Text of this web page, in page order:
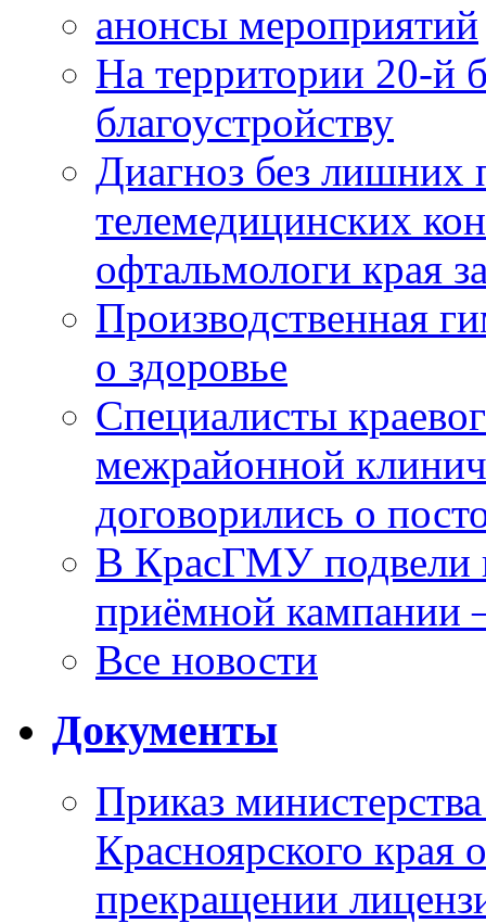
анонсы мероприятий
На территории 20-й
благоустройству
Диагноз без лишних
телемедицинских
офтальмологи края
Производственная
о здоровье
Специалисты
межрайонной
договорились о
В КрасГМУ подвели
приёмной кампании
Все новости
Документы
Приказ
Красноярского
прекращении